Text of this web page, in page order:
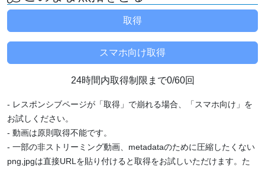
24時間内取得制限まで0/60回
- レスポンシブページが「取得」で崩れる場合、「スマホ向け」を
お試しください。
- 動画は原則取得不能です。
- 一部の非ストリーミング動画、metadataのために圧縮したくない
png,jpgは直接URLを貼り付けると取得をお試しいただけます。た